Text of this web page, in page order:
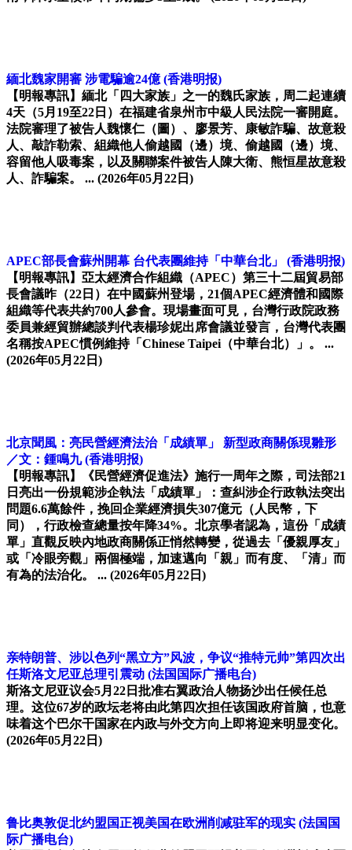
緬北魏家開審 涉電騙逾24億 (香港明报)
【明報專訊】緬北「四大家族」之一的魏氏家族，周二起連續
4天（5月19至22日）在福建省泉州市中級人民法院一審開庭。
法院審理了被告人魏懷仁（圖）、廖景芳、康敏詐騙、故意殺
人、敲詐勒索、組織他人偷越國（邊）境、偷越國（邊）境、
容留他人吸毒案，以及關聯案件被告人陳大衛、熊恒星故意殺
人、詐騙案。 ... (2026年05月22日)
APEC部長會蘇州開幕 台代表團維持「中華台北」
(香港明报)
【明報專訊】亞太經濟合作組織（APEC）第三十二屆貿易部
長會議昨（22日）在中國蘇州登場，21個APEC經濟體和國際
組織等代表共約700人參會。現場畫面可見，台灣行政院政務
委員兼經貿辦總談判代表楊珍妮出席會議並發言，台灣代表團
名稱按APEC慣例維持「Chinese Taipei（中華台北）」。 ...
(2026年05月22日)
北京聞風：亮民營經濟法治「成績單」 新型政商關係現雛形
／文：鍾鳴九 (香港明报)
【明報專訊】《民營經濟促進法》施行一周年之際，司法部21
日亮出一份規範涉企執法「成績單」：查糾涉企行政執法突出
問題6.6萬餘件，挽回企業經濟損失307億元（人民幣，下
同），行政檢查總量按年降34%。北京學者認為，這份「成績
單」直觀反映內地政商關係正悄然轉變，從過去「優親厚友」
或「冷眼旁觀」兩個極端，加速邁向「親」而有度、「清」而
有為的法治化。 ... (2026年05月22日)
亲特朗普、涉以色列“黑立方”风波，争议“推特元帅”第四次出
任斯洛文尼亚总理引震动 (法国国际广播电台)
斯洛文尼亚议会5月22日批准右翼政治人物扬沙出任候任总
理。这位67岁的政坛老将由此第四次担任该国政府首脑，也意
味着这个巴尔干国家在内政与外交方向上即将迎来明显变化。
(2026年05月22日)
鲁比奥敦促北约盟国正视美国在欧洲削减驻军的现实 (法国国
际广播电台)